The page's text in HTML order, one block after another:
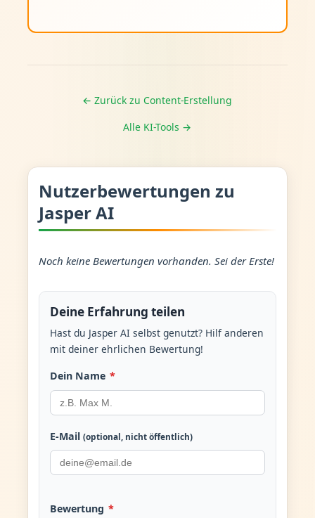
← Zurück zu Content-Erstellung
Alle KI-Tools →
Nutzerbewertungen zu
Jasper AI
Noch keine Bewertungen vorhanden. Sei der Erste!
Deine Erfahrung teilen
Hast du Jasper AI selbst genutzt? Hilf anderen
mit deiner ehrlichen Bewertung!
Dein Name *
E-Mail (optional, nicht öffentlich)
Bewertung *